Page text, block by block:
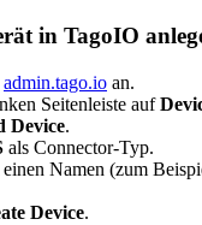
in TagoIO
admin.tago.io an.
Seitenleiste auf
Device.
als Connector-Typ.
Namen (zum
Device.